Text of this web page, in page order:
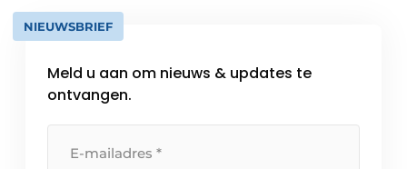
NIEUWSBRIEF
Meld u aan om nieuws & updates te
ontvangen.